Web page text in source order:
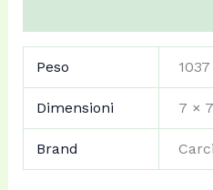
Peso
Dimensioni 7 ×
Brand